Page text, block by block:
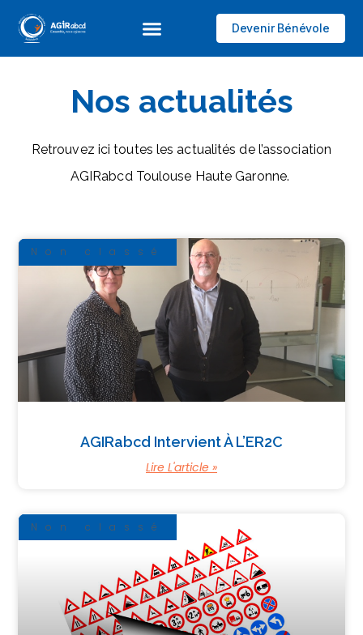
Devenir Bénévole
Nos actualités
Retrouvez ici toutes les actualités de l’association
AGIRabcd Toulouse Haute Garonne.
Non classé
AGIRabcd Intervient À L’ER2C
Lire L'article »
Non classé